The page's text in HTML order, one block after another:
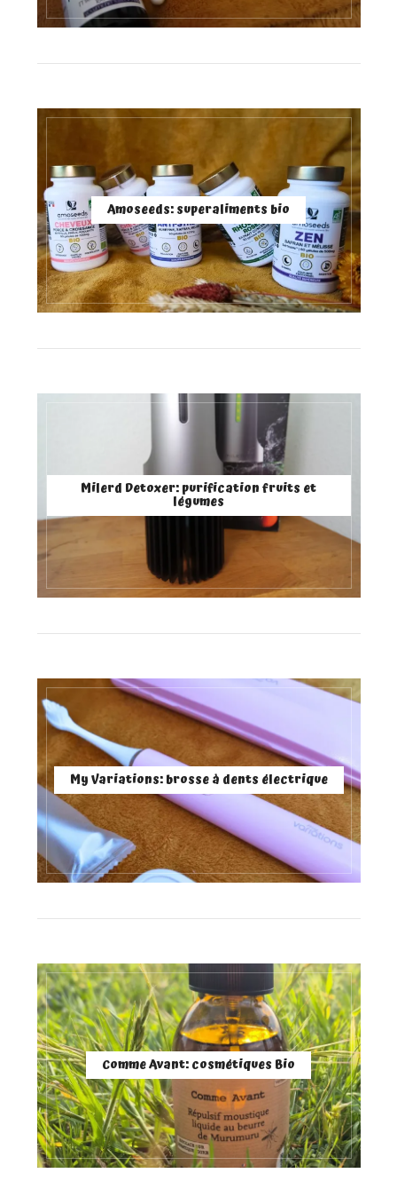
Amoseeds: superaliments bio
Milerd Detoxer: purification fruits et
légumes
My Variations: brosse à dents électrique
Comme Avant: cosmétiques Bio